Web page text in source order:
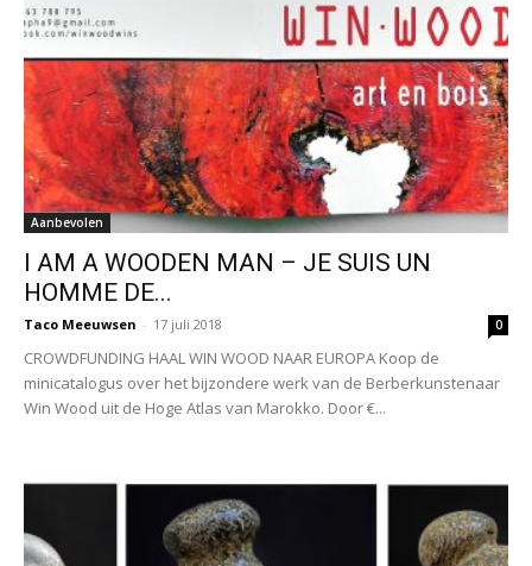
Aanbevolen
I AM A WOODEN MAN – JE SUIS UN
HOMME DE...
Taco Meeuwsen - 17 juli 2018 0
CROWDFUNDING HAAL WIN WOOD NAAR EUROPA Koop de
minicatalogus over het bijzondere werk van de Berberkunstenaar
Win Wood uit de Hoge Atlas van Marokko. Door €...